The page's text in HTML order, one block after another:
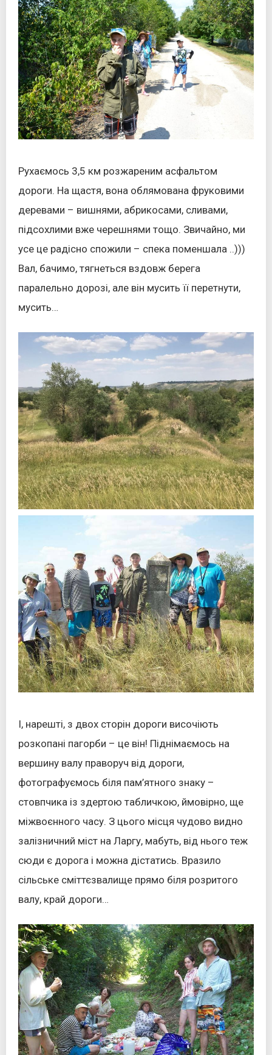
Рухаємось 3,5 км розжареним асфальтом
дороги. На щастя, вона облямована фруковими
деревами – вишнями, абрикосами, сливами,
підсохлими вже черешнями тощо. Звичайно, ми
усе це радісно спожили – спека поменшала ..)))
Вал, бачимо, тягнеться вздовж берега
паралельно дорозі, але він мусить її перетнути,
мусить…
І, нарешті, з двох сторін дороги височіють
розкопані пагорби – це він! Піднімаємось на
вершину валу праворуч від дороги,
фотографуємось біля пам’ятного знаку –
стовпчика із здертою табличкою, ймовірно, ще
міжвоєнного часу. З цього місця чудово видно
залізничний міст на Ларгу, мабуть, від нього теж
сюди є дорога і можна дістатись. Вразило
сільське сміттєзвалище прямо біля розритого
валу, край дороги…